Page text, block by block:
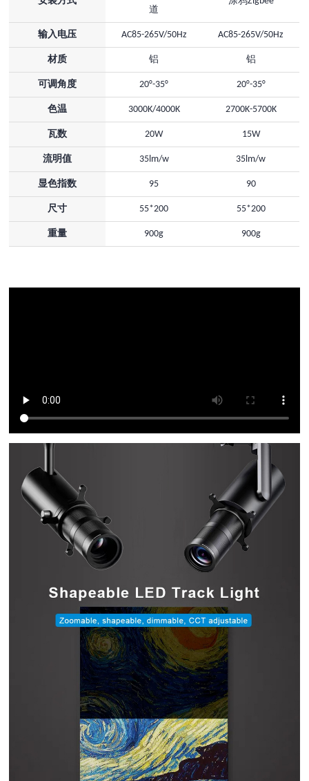
道
输入电压 AC85-265V/50Hz AC85-265V/50Hz
材质 铝 铝
可调角度 20°-35° 20°-35°
色温 3000K/4000K 2700K-5700K
瓦数 20W 15W
流明值 35lm/w 35lm/w
显色指数 95 90
尺寸 55*200 55*200
重量 900g 900g